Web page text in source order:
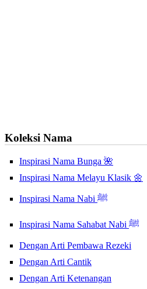
Koleksi Nama
Inspirasi Nama Bunga 🌺
Inspirasi Nama Melayu Klasik 🌼
Inspirasi Nama Nabi ﷺ
Inspirasi Nama Sahabat Nabi ﷺ
Dengan Arti Pembawa Rezeki
Dengan Arti Cantik
Dengan Arti Ketenangan